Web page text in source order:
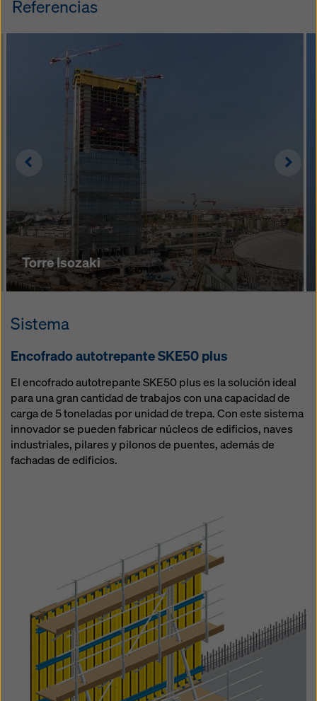
seguridad total al trabajar, al subir y
escalera y escale­ras integra­das
trepa­do sin grúa en cualquier
tonga­da
procesos de trabajo optimiza­dos
gracias a un ritmo flexible de las
unidades de desplazamiento
Referencias
Torre Isozaki
Left
Sistema
Encofra­do autotrepante SKE50 plus
El encofrado autotrepante SKE50 plus es la solución ideal
para una gran cantidad de trabajos con una capacidad de
carga de 5 toneladas por unidad de trepa. Con este sistema
innovador se pueden fabricar núcleos de edificios, naves
industriales, pilares y pilonos de puentes, además de
fachadas de edificios.